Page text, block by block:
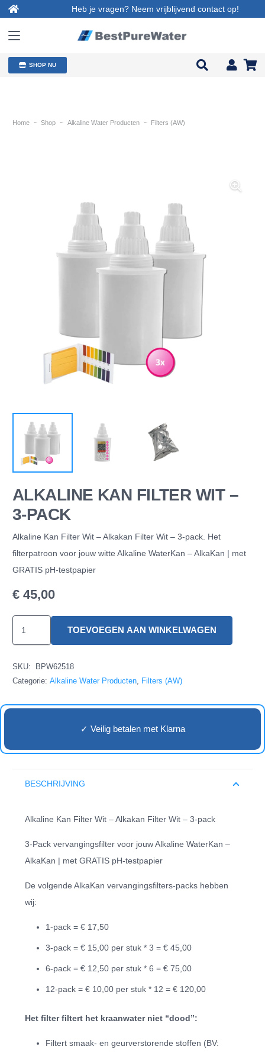
Heb je vragen? Neem vrijblijvend contact op!
SHOP NU
Home ~ Shop ~ Alkaline Water Producten ~ Filters (AW)
ALKALINE KAN FILTER WIT –
3-PACK
Alkaline Kan Filter Wit – Alkakan Filter Wit – 3-pack. Het
filterpatroon voor jouw witte Alkaline WaterKan – AlkaKan | met
GRATIS pH-testpapier
€ 45,00
Kan
3-
TOEVOEGEN AAN WINKELWAGEN
SKU:
BPW62518
Categorie: Alkaline Water Producten, Filters (AW)
✓ Veilig betalen met Klarna
BESCHRIJVING
Alkaline Kan Filter Wit – Alkakan Filter Wit – 3-pack
3-Pack vervangingsfilter voor jouw Alkaline WaterKan –
AlkaKan | met GRATIS pH-testpapier
De volgende AlkaKan vervangingsfilters-packs hebben
wij:
1-pack = € 17,50
3-pack = € 15,00 per stuk * 3 = € 45,00
6-pack = € 12,50 per stuk * 6 = € 75,00
12-pack = € 10,00 per stuk * 12 = € 120,00
Het filter filtert het kraanwater niet “dood”:
Filtert smaak- en geurverstorende stoffen (BV: